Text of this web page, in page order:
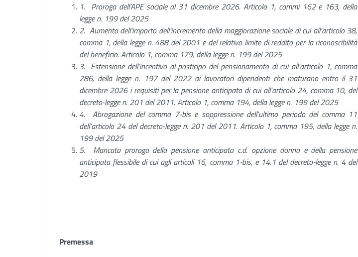
1. Proroga dell’APE sociale al 31 dicembre 2026. Articolo 1, commi 162 e 163, della
legge n. 199 del 2025
2. Aumento dell’importo dell’incremento della maggiorazione sociale di cui all’articolo 38,
comma 1, della legge n. 488 del 2001 e del relativo limite di reddito per la riconoscibilità
del beneficio. Articolo 1, comma 179, della legge n. 199 del 2025
3. Estensione dell’incentivo al posticipo del pensionamento di cui all’articolo 1, comma
286, della legge n. 197 del 2022 ai lavoratori dipendenti che maturano entro il 31
dicembre 2026 i requisiti per la pensione anticipata di cui all’articolo 24, comma 10, del
decreto-legge n. 201 del 2011. Articolo 1, comma 194, della legge n. 199 del 2025
4.Abrogazione del comma 7-bis e soppressione dell’ultimo periodo del comma 11
dell’articolo 24 del decreto-legge n. 201 del 2011. Articolo 1, comma 195, della legge n.
199 del 2025
5. Mancata proroga della pensione anticipata c.d. opzione donna e della pensione
anticipata flessibile di cui agli articoli 16, comma 1-bis, e 14.1 del decreto-leggen. 4 del
2019
Premessa